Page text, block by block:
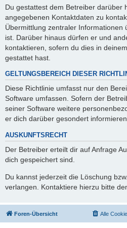
Du gestattest dem Betreiber darüber
angegebenen Kontaktdaten zu
Übermittlung zentraler Informationen
ist. Darüber hinaus dürfen er und
kontaktieren, sofern du dies in
gestattet hast.
GELTUNGSBEREICH DIESER
Diese Richtlinie umfasst nur den
Software umfassen. Sofern der
seiner Software weitere
er dich darüber gesondert
AUSKUNFTSRECHT
Der Betreiber erteilt dir auf Anfrage
dich gespeichert sind.
Du kannst jederzeit die Löschung
verlangen. Kontaktiere hierzu bitte
Foren-Übersicht Alle